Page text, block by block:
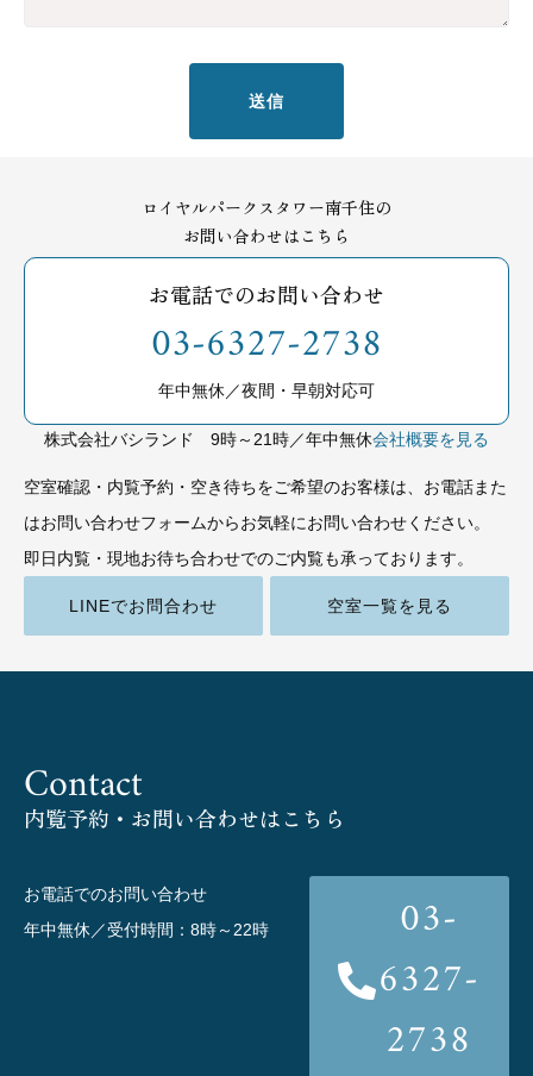
送信
ロイヤルパークスタワー南千住の
お問い合わせはこちら
お電話でのお問い合わせ
03-6327-2738
年中無休／夜間・早朝対応可
株式会社バシランド 9時～21時／年中無休会社概要を見る
空室確認・内覧予約・空き待ちをご希望のお客様は、お電話また
はお問い合わせフォームからお気軽にお問い合わせください。
即日内覧・現地お待ち合わせでのご内覧も承っております。
LINEでお問合わせ 空室一覧を見る
Contact
内覧予約・お問い合わせはこちら
お電話でのお問い合わせ
年中無休／受付時間：8時～22時
03-
6327-
2738